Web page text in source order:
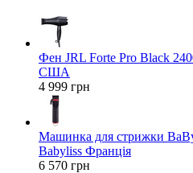
Фен JRL Forte Pro Black
США
4 999 грн
Машинка для стрижки
Babyliss Франція
6 570 грн